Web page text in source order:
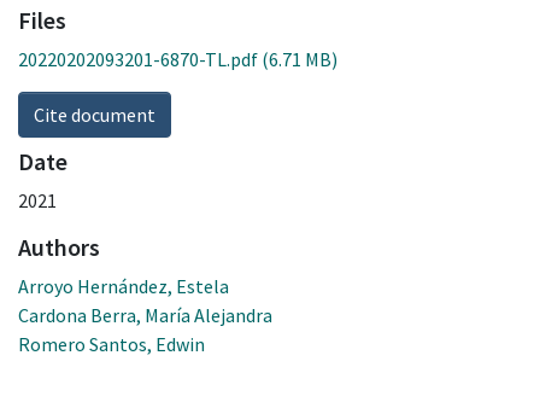
Files
20220202093201-6870-TL.pdf (6.71 MB)
Cite document
Date
2021
Authors
Arroyo Hernández, Estela
Cardona Berra, María Alejandra
Romero Santos, Edwin